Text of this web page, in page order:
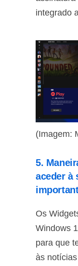
integrado
(Imagem:
5.
aceder à
Os
Windows
para que
às